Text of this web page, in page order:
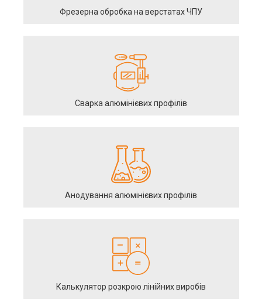
Фрезерна обробка на верстатах ЧПУ
Сварка алюмінієвих профілів
Анодування алюмінієвих профілів
Калькулятор розкрою лінійних виробів